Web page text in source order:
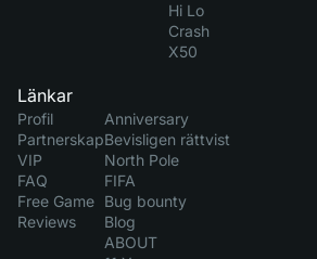
Hi Lo
Crash
X50
Länkar
Profil
Partnerskap
VIP
FAQ
Free Game
Reviews
Anniversary
Bevisligen rättvist
North Pole
FIFA
Bug bounty
Blog
ABOUT